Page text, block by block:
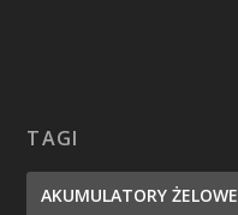
TAGI
AKUMULATORY ŻELOWE